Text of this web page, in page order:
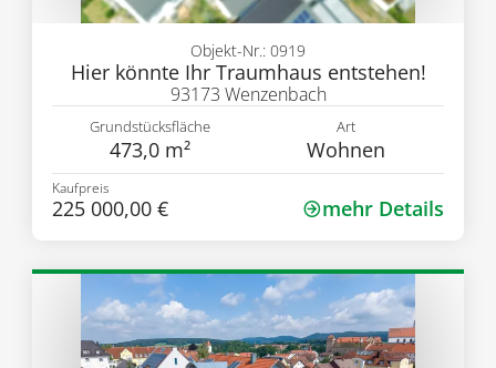
Hier könnte Ihr Traumhaus entstehen!
Objekt-Nr.: 0919
93173 Wenzenbach
Grundstücksfläche
473,0 m²
Art
Wohnen
Kaufpreis
225 000,00 € mehr Details